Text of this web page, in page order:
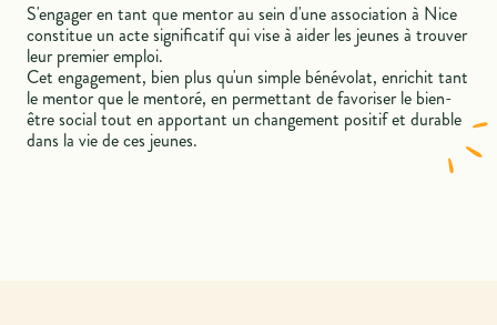
S'engager en tant que mentor au sein d'une association à Nice
constitue un acte significatif qui vise à aider les jeunes à trouver
leur premier emploi.
Cet engagement, bien plus qu'un simple bénévolat, enrichit tant
le mentor que le mentoré, en permettant de favoriser le bien-
être social tout en apportant un changement positif et durable
dans la vie de ces jeunes.